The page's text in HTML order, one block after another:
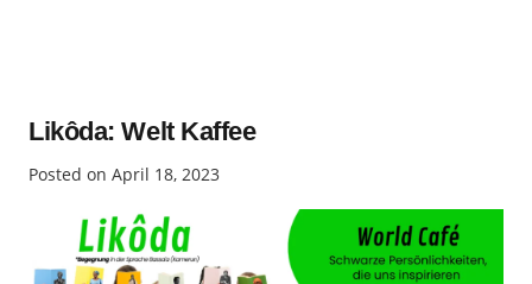
Likôda: Welt Kaffee
Posted on April 18, 2023